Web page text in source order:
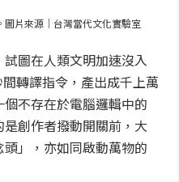
片來源｜台灣當代文化實驗室
圖在人類文明加速沒入
轉譯指令，產出成千上萬
不存在於電腦邏輯中的
創作者撥動開關前，大
」，亦如同啟動萬物的